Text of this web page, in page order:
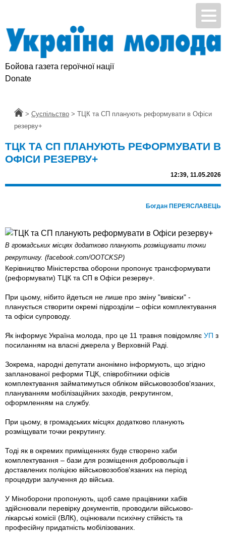
Бойова газета героїчної нації
Donate
Головна
> Суспільство > ТЦК та СП планують реформувати в Офіси
резерву+
ТЦК ТА СП ПЛАНУЮТЬ РЕФОРМУВАТИ В
ОФІСИ РЕЗЕРВУ+
12:39, 11.05.2026
Богдан ПЕРЕЯСЛАВЕЦЬ
В громадських місцях додатково планують розміщувати точки
рекрутингу. (facebook.com/OOTCKSP)
Керівництво Міністерства оборони пропонує трансформувати
(реформувати) ТЦК та СП в Офіси резерву+.
При цьому, нібито йдеться не лише про зміну "вивіски" -
планується створити окремі підрозділи – офіси комплектування
та офіси супроводу.
Як інформує Україна молода, про це 11 травня повідомляє УП з
посиланням на власні джерела у Верховній Раді.
Зокрема, народні депутати анонімно інформують, що згідно
запланованої реформи ТЦК, співробітники офісів
комплектування займатимуться обліком військовозобов'язаних,
плануванням мобілізаційних заходів, рекрутингом,
оформленням на службу.
При цьому, в громадських місцях додатково планують
розміщувати точки рекрутингу.
Тоді як в окремих приміщеннях буде створено хаби
комплектування – бази для розміщення добровольців і
доставлених поліцією військовозобов'язаних на період
процедури залучення до війська.
У Міноборони пропонують, щоб саме працівники хабів
здійснювали перевірку документів, проводили військово-
лікарські комісії (ВЛК), оцінювали психічну стійкість та
професійну придатність мобілізованих.